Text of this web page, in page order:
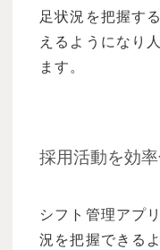
足状況を把握す
えるようになり
ます。
採用活動を効
シフト管理アプ
況を把握できる